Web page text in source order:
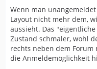
Wenn man
Layout nicht mehr dem,
aussieht. Das
Zustand schmaler, wohl
rechts neben dem
die Anmeldemöglichkeit